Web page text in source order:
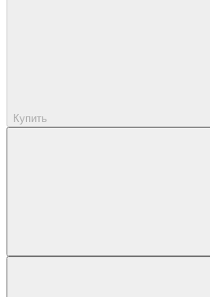
Купить